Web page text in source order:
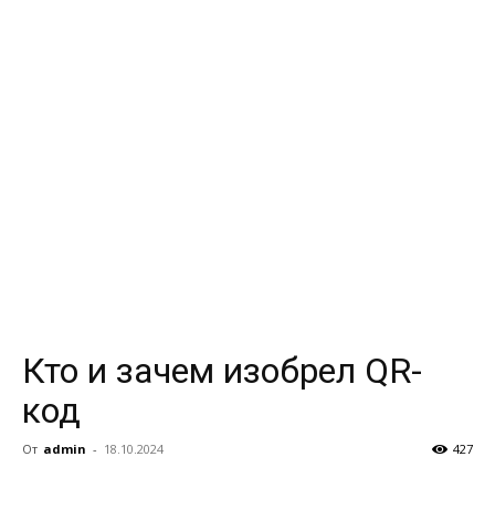
Кто и зачем изобрел QR-
код
От admin - 18.10.2024 427